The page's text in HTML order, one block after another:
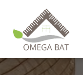
contenu